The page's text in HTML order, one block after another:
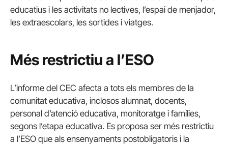
educatius i les activitats no lectives, l’espai de menjador,
les extraescolars, les sortides i viatges.
Més restrictiu a l’ESO
L’informe del CEC afecta a tots els membres de la
comunitat educativa, inclosos alumnat, docents,
personal d’atenció educativa, monitoratge i famílies,
segons l’etapa educativa. Es proposa ser més restrictiu
a l’ESO que als ensenyaments postobligatoris i la